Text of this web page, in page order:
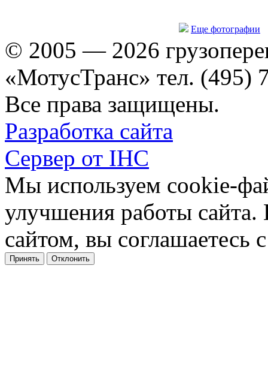
Еще фотографии
© 2005 — 2026
«МотусТранс» тел. (495)
Все права защищены.
Разработка сайта
Сервер от IHC
Мы используем cookie-
улучшения работы сайта.
сайтом, вы соглашаетесь
Принять Отклонить